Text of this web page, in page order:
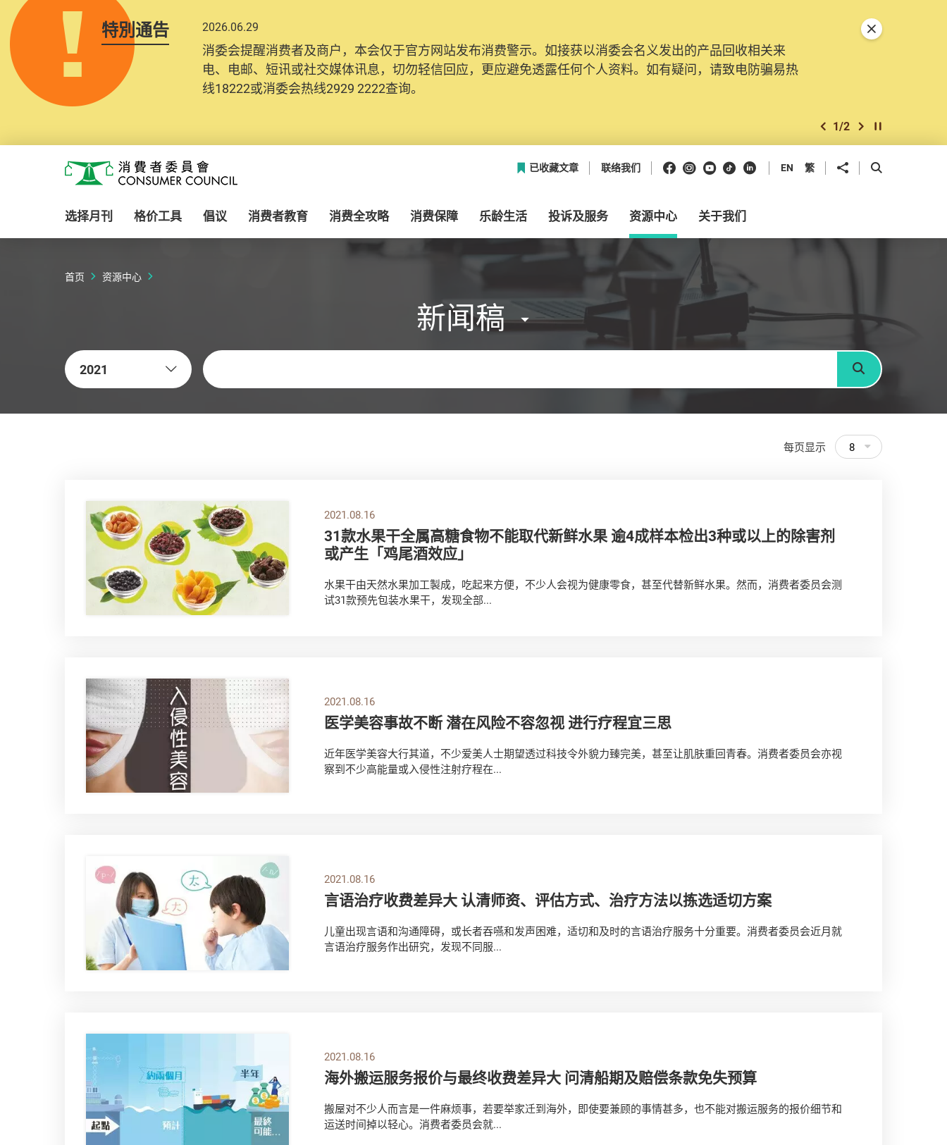
特別通告 2026.06.29
消委会提醒消费者及商户，本会仅于官方网站发布消费警示。如接获以消委会名义发出的产品回收相关来
电、电邮、短讯或社交媒体讯息，切勿轻信回应，更应避免透露任何个人资料。如有疑问，请致电防骗易热
线18222或消委会热线2929 2222查询。
上一个
1/2 下一个开始/暂停幻灯
关闭特別通告
消费者委员会
已收藏文章 联络我们 Facebook
Instagram
Youtube
抖音领英 EN 繁 分享到 开启搜寻框
选择月刊 格价工具 倡议 消费者教育 消费全攻略 消费保障 乐龄生活 投诉及服务 资源中心 关于我们
首页 资源中心
新闻稿
2021
关键字
搜寻
每页显示 8
2021.08.16
31款水果干全属高糖食物不能取代新鲜水果 逾4成样本检出3种或以上的除害剂
或产生「鸡尾酒效应」
水果干由天然水果加工製成，吃起来方便，不少人会视为健康零食，甚至代替新鲜水果。然而，消费者委员会测
试31款预先包装水果干，发现全部...
2021.08.16
医学美容事故不断 潜在风险不容忽视 进行疗程宜三思
近年医学美容大行其道，不少爱美人士期望透过科技令外貌力臻完美，甚至让肌肤重回青春。消费者委员会亦视
察到不少高能量或入侵性注射疗程在...
2021.08.16
言语治疗收费差异大 认清师资、评估方式、治疗方法以拣选适切方案
儿童出现言语和沟通障碍，或长者吞嚥和发声困难，适切和及时的言语治疗服务十分重要。消费者委员会近月就
言语治疗服务作出研究，发现不同服...
2021.08.16
海外搬运服务报价与最终收费差异大 问清船期及赔偿条款免失预算
搬屋对不少人而言是一件麻烦事，若要举家迁到海外，即使要兼顾的事情甚多，也不能对搬运服务的报价细节和
运送时间掉以轻心。消费者委员会就...